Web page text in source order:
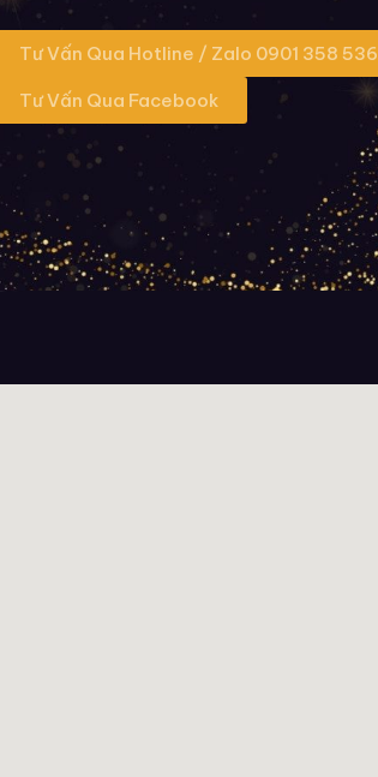
Tư Vấn Qua Hotline / Zalo 0901 358 536
Tư Vấn Qua Facebook